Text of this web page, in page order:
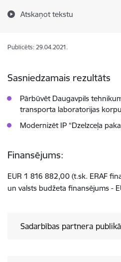
Atskaņot tekstu
Publicēts: 29.04.2021.
Sasniedzamais rezultāts
Pārbūvēt Daugavpils
transporta laboratorijas
Modernizēt IP “Dzelzceļa
Finansējums:
EUR 1 816 882,00 (t.sk. ERAF
un valsts budžeta finansējums -
Sadarbības partnera